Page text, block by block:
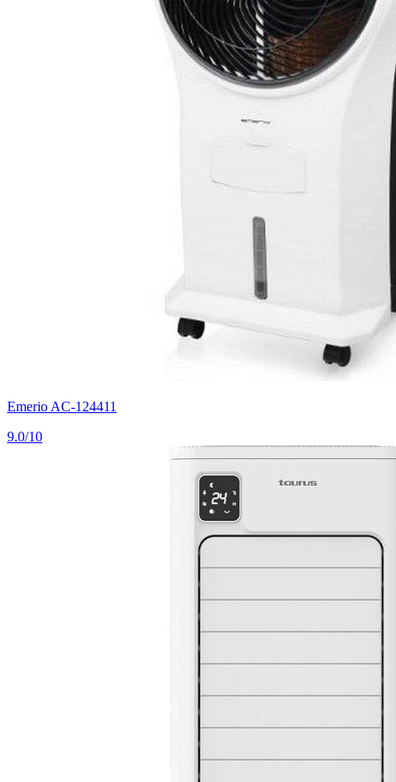
Emerio AC-124411
9.0/10